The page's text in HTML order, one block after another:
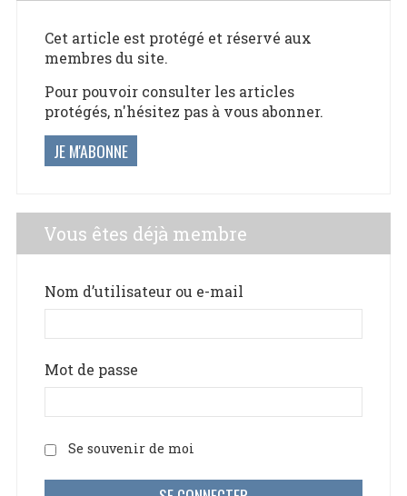
Cet article est protégé et réservé aux
membres du site.
Pour pouvoir consulter les articles
protégés, n'hésitez pas à vous abonner.
JE M'ABONNE
Vous êtes déjà membre
Nom d’utilisateur ou e-mail
Mot de passe
Se souvenir de moi